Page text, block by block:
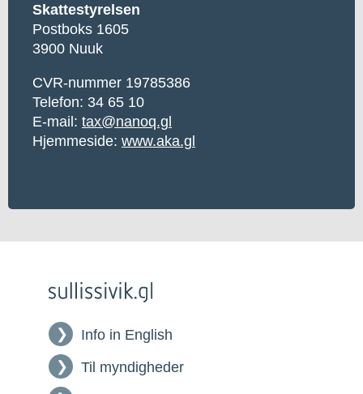
Skattestyrelsen
Postboks 1605
3900 Nuuk
CVR-nummer 19785386
Telefon: 34 65 10
E-mail: tax@nanoq.gl
Hjemmeside: www.aka.gl
Info in English
Til myndigheder